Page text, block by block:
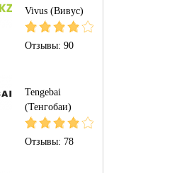
Vivus (Вивус)
Отзывы: 90
Tengebai
(Тенгобаи)
Отзывы: 78